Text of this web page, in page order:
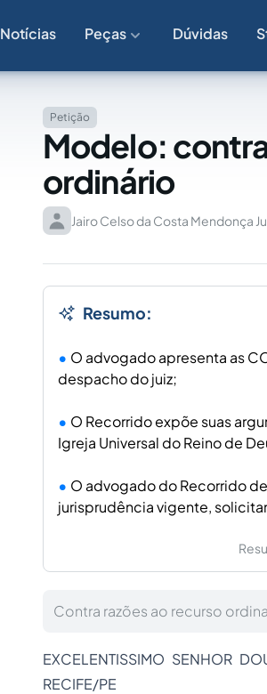
Notícias Peças Dúvidas
Petição
Modelo:
ordinário
Jairo Celso da Costa Mendonça
Resumo:
O advogado apresenta as
despacho do juiz;
O Recorrido expõe suas
Igreja Universal do Reino de
O advogado do Recorrido
jurisprudência vigente,
Contra razões ao recurso
EXCELENTISSIMO SENHOR
RECIFE/PE